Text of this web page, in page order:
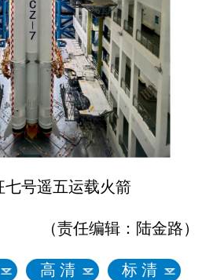
七号遥五运载火箭
（责任编辑：陆金路）
高 清 标 清